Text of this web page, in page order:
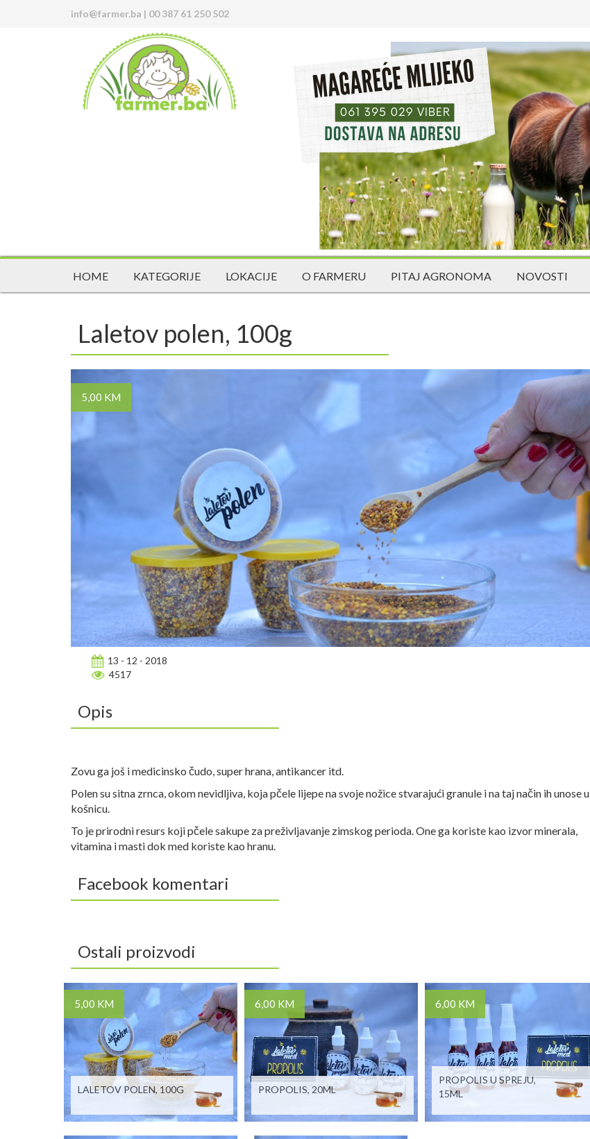
info@farmer.ba | 00 387 61 250 502
HOME KATEGORIJE LOKACIJE O FARMERU PITAJ AGRONOMA NOVOSTI
Laletov polen, 100g
5,00 KM
13 - 12 - 2018
4517
Opis
Zovu ga još i medicinsko čudo, super hrana, antikancer itd.
Polen su sitna zrnca, okom nevidljiva, koja pčele lijepe na svoje nožice stvarajući granule i na taj način ih unose u
košnicu.
To je prirodni resurs koji pčele sakupe za preživljavanje zimskog perioda. One ga koriste kao izvor minerala,
vitamina i masti dok med koriste kao hranu.
Facebook komentari
Ostali proizvodi
5,00 KM
LALETOV POLEN, 100G
6,00 KM
PROPOLIS, 20ML
6,00 KM
PROPOLIS U SPREJU,
15ML